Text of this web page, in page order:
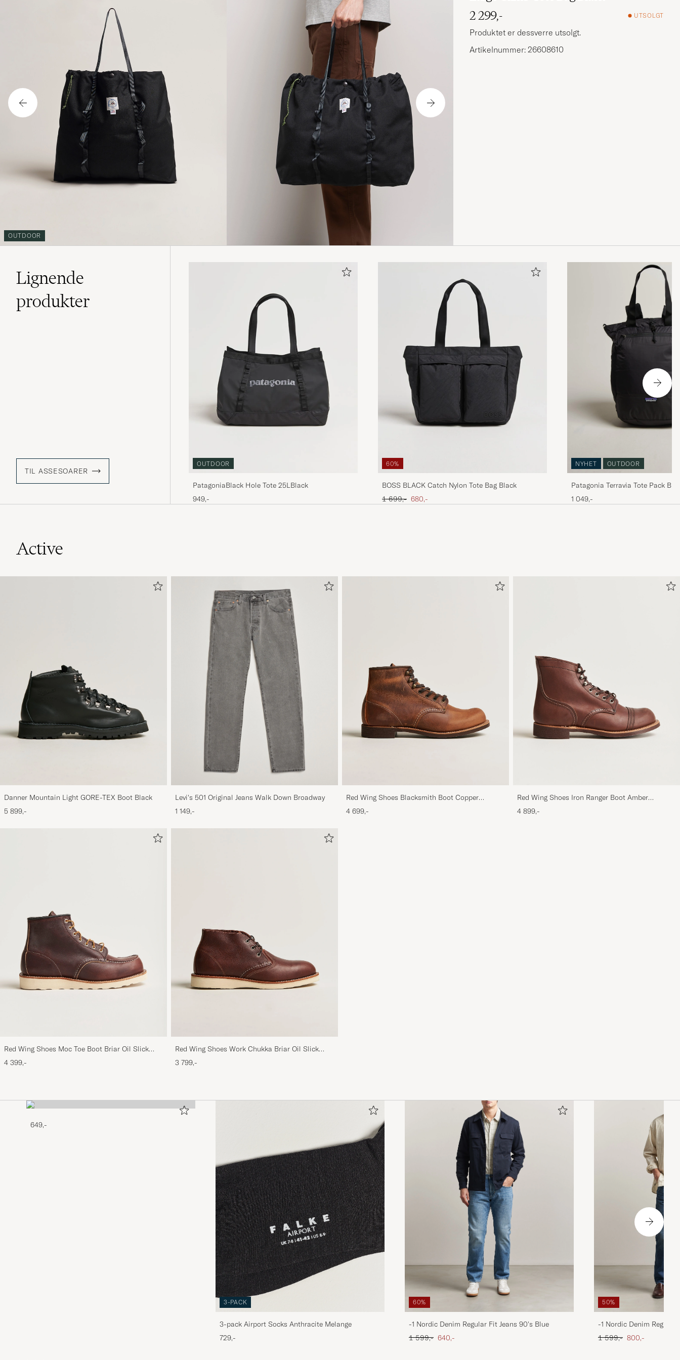
OUTDOOR
2 299,-
UTSOLGT
Produktet er dessverre utsolgt.
Artikelnummer: 26608610
Lignende
produkter
TIL ASSESOARER
OUTDOOR
PatagoniaBlack Hole Tote 25LBlack
949,-
60%
BOSS BLACK Catch Nylon Tote Bag Black
Ordinær pris
1 699,- Nedsatt pris
680,-
NYHET OUTDOOR
Patagonia Terravia Tote Pack
1 049,-
Active
Danner Mountain Light GORE-TEX Boot Black
5 899,-
Levi's 501 Original Jeans Walk Down Broadway
1 149,-
Red Wing Shoes Blacksmith Boot Copper
Rough/Though Leather
4 699,-
Red Wing Shoes Iron Ranger Boot Amber
Harness
4 899,-
Red Wing Shoes Moc Toe Boot Briar Oil Slick
Leather
4 399,-
Red Wing Shoes Work Chukka Briar Oil Slick
Leather
3 799,-
649,-
3-PACK
3-pack Airport Socks Anthracite Melange
729,-
60%
-1 Nordic Denim Regular Fit Jeans 90's Blue
Ordinær pris
1 599,- Nedsatt pris
640,-
50%
-1 Nordic Denim Regular
Ordinær pris
1 599,- Nedsatt pris
800,-